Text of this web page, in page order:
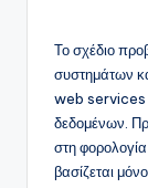
Το σχέδιο
συστημάτων
web services
δεδομένων.
στη
βασίζεται